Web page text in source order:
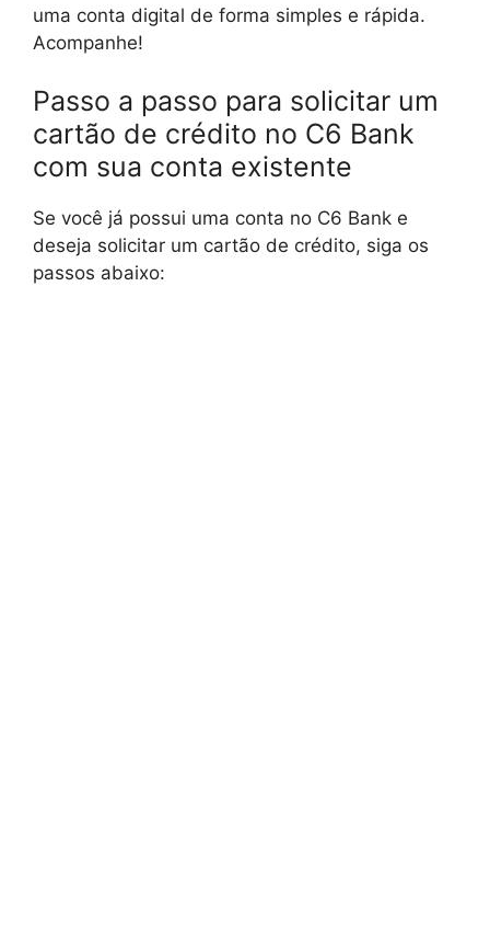
uma conta digital de forma simples e rápida.
Acompanhe!
Passo a passo para solicitar um
cartão de crédito no C6 Bank
com sua conta existente
Se você já possui uma conta no C6 Bank e
deseja solicitar um cartão de crédito, siga os
passos abaixo: